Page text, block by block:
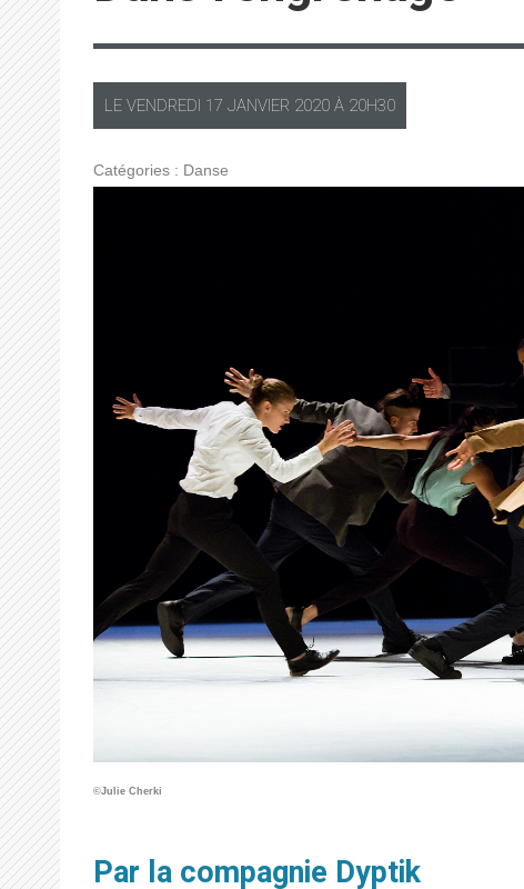
LEVENDREDI 17 JANVIER 2020 À 20H30
Catégories : Danse
©Julie Cherki
Par la compagnie Dyptik